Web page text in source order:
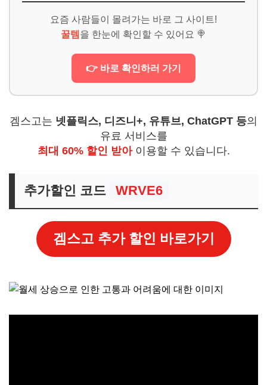
요즘 사람들이 몰려가는 바로 그 사이트!
꿀템 을 한눈에 확인할 수 있어요 🍭
👉 바로 확인하러 가기
겜스고는 넷플릭스, 디즈니+, 유튜브, ChatGPT 등의
유료 서비스를
최대 60% 할인 받아이용할 수 있습니다.
추가할인 코드 WRVE6
겜스고 추가 할인 바로가기